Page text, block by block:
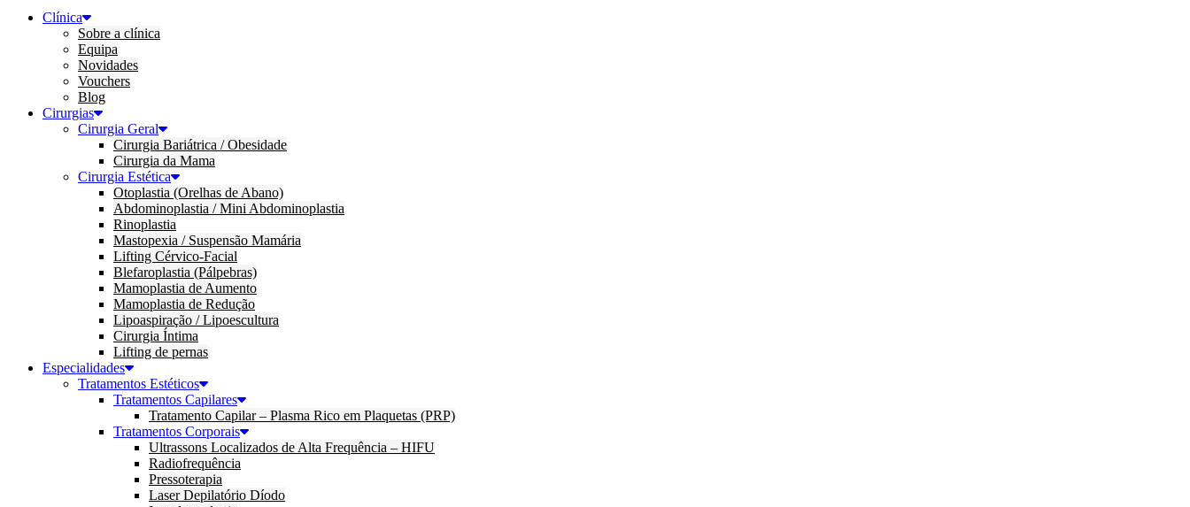
Clínica
Sobre a clínica
Equipa
Novidades
Vouchers
Blog
Cirurgias
Cirurgia Geral
Cirurgia Bariátrica / Obesidade
Cirurgia da Mama
Cirurgia Estética
Otoplastia (Orelhas de Abano)
Abdominoplastia / Mini Abdominoplastia
Rinoplastia
Mastopexia / Suspensão Mamária
Lifting Cérvico-Facial
Blefaroplastia (Pálpebras)
Mamoplastia de Aumento
Mamoplastia de Redução
Lipoaspiração / Lipoescultura
Cirurgia Íntima
Lifting de pernas
Especialidades
Tratamentos Estéticos
Tratamentos Capilares
Tratamento Capilar – Plasma Rico em Plaquetas (PRP)
Tratamentos Corporais
Ultrassons Localizados de Alta Frequência – HIFU
Radiofrequência
Pressoterapia
Laser Depilatório Díodo